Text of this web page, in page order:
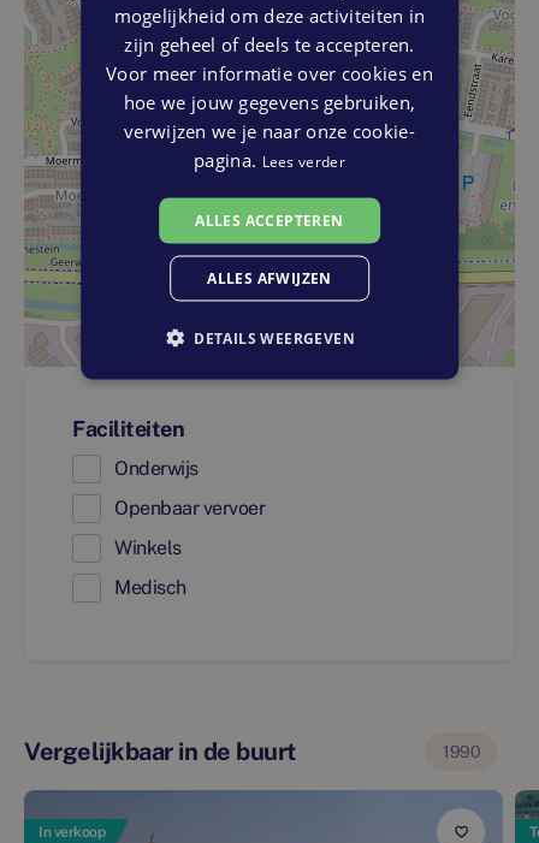
Faciliteiten
Onderwijs
Openbaar vervoer
Winkels
Medisch
Vergelijkbaar in de buurt 1990
In verkoop
mogelijkheid om deze activiteiten in
zijn geheel of deels te accepteren.
Voor meer informatie over cookies en
hoe we jouw gegevens gebruiken,
verwijzen we je naar onze cookie-
pagina. Lees verder
ALLES ACCEPTEREN
ALLES AFWIJZEN
DETAILS WEERGEVEN